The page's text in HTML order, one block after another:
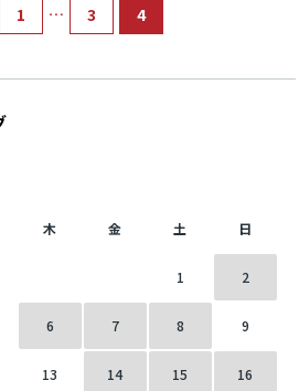
1 … 3 4
木 金 土 日
1 2
6 7 8 9
13 14 15 16